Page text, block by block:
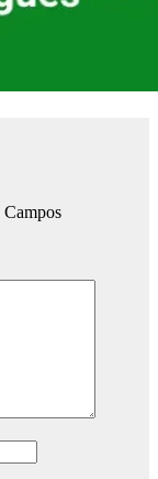
Campos